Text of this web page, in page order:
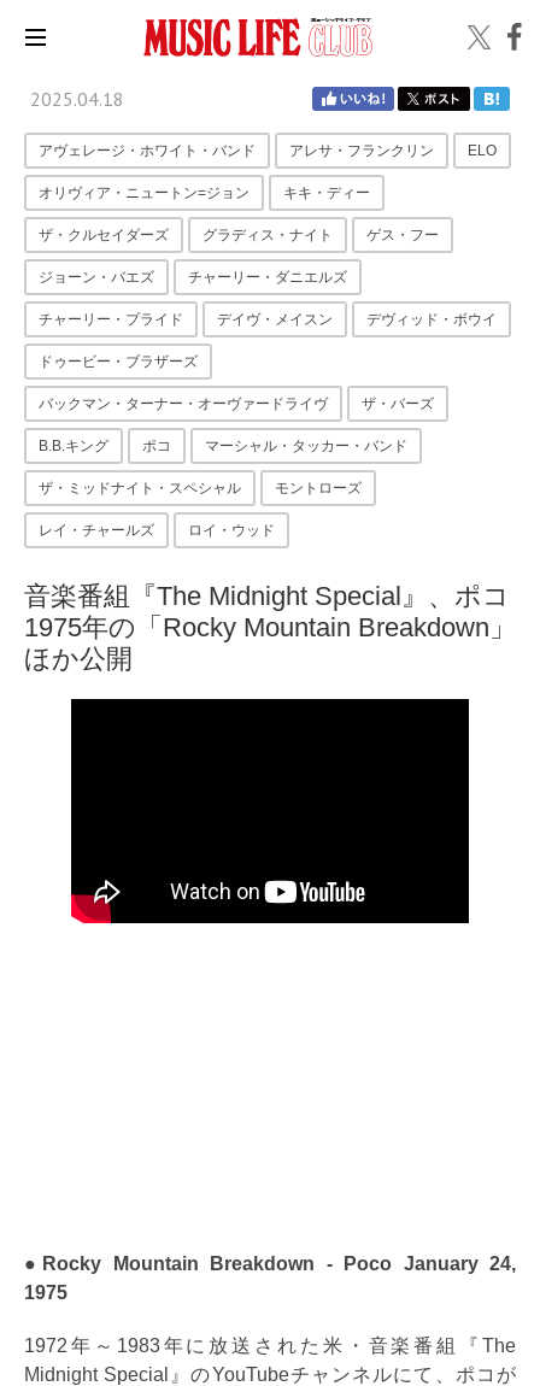
2025.04.18
アヴェレージ・ホワイト・バンド アレサ・フランクリン ELO
オリヴィア・ニュートン=ジョン キキ・ディー
ザ・クルセイダーズ グラディス・ナイト ゲス・フー
ジョーン・バエズ チャーリー・ダニエルズ
チャーリー・プライド デイヴ・メイスン デヴィッド・ボウイ
ドゥービー・ブラザーズ
バックマン・ターナー・オーヴァードライヴ ザ・バーズ
B.B.キング ポコ マーシャル・タッカー・バンド
ザ・ミッドナイト・スペシャル モントローズ
レイ・チャールズ ロイ・ウッド
音楽番組『The Midnight Special』、ポコ
1975年の「Rocky Mountain Breakdown」
ほか公開
●Rocky Mountain Breakdown - Poco January 24,
1975
1972年～1983年に放送された米・音楽番組『The
Midnight Special』のYouTubeチャンネルにて、ポコが